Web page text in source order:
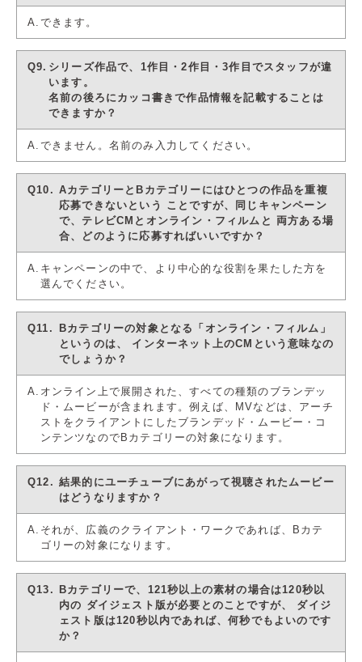
できます。
シリーズ作品で、1作目・2作目・3作目でスタッフが違
います。
名前の後ろにカッコ書きで作品情報を記載することは
できますか？
できません。名前のみ入力してください。
AカテゴリーとBカテゴリーにはひとつの作品を重複
応募できないという ことですが、同じキャンペーン
で、テレビCMとオンライン・フィルムと 両方ある場
合、どのように応募すればいいですか？
キャンペーンの中で、より中心的な役割を果たした方を
選んでください。
Bカテゴリーの対象となる「オンライン・フィルム」
というのは、 インターネット上のCMという意味なの
でしょうか？
オンライン上で展開された、すべての種類のブランデッ
ド・ムービーが含まれます。例えば、MVなどは、アーチ
ストをクライアントにしたブランデッド・ムービー・コ
ンテンツなのでBカテゴリーの対象になります。
結果的にユーチューブにあがって視聴されたムービー
はどうなりますか？
それが、広義のクライアント・ワークであれば、Bカテ
ゴリーの対象になります。
Bカテゴリーで、121秒以上の素材の場合は120秒以
内の ダイジェスト版が必要とのことですが、 ダイジ
ェスト版は120秒以内であれば、何秒でもよいのです
か？